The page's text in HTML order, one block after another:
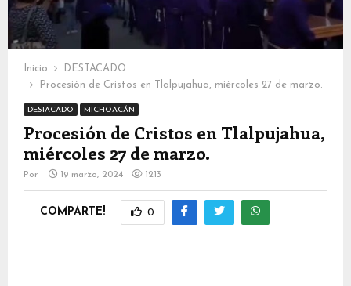
Inicio
DESTACADO
Procesión de Cristos en Tlalpujahua, miércoles 27 de marzo.
DESTACADO MICHOACÁN
Procesión de Cristos en Tlalpujahua,
miércoles 27 de marzo.
Por 19 marzo, 2024 1213
COMPARTE! 0